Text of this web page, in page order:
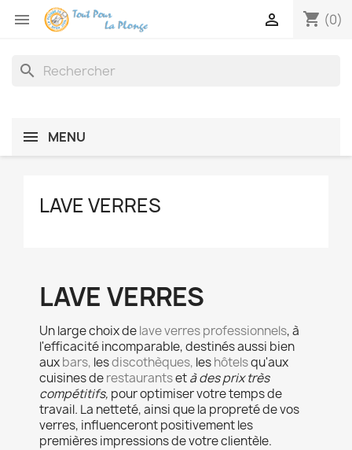
 shopping_cart (0)

search
MENU
LAVE VERRES
LAVE VERRES
Un large choix delave verres professionnels, à
l'efficacité incomparable, destinés aussi bien
auxbars, lesdiscothèques, leshôtelsqu'aux
cuisines derestaurantsetà des prix très
compétitifs, pour optimiser votre temps de
travail. La netteté, ainsi que la propreté de vos
verres, influenceront positivement les
premières impressions de votreclientèle.